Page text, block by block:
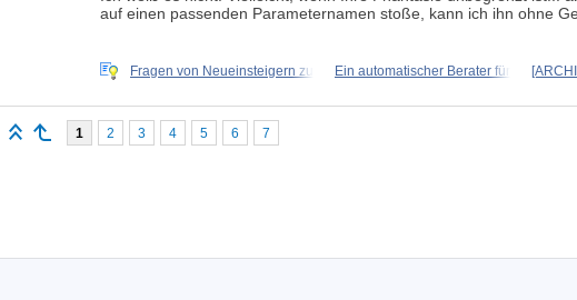
auf einen passenden Parameternamen stoße, kann ich ihn ohne
Fragen von Neueinsteigern zu Ein automatischer Berater für
1 2 3 4 5 6 7